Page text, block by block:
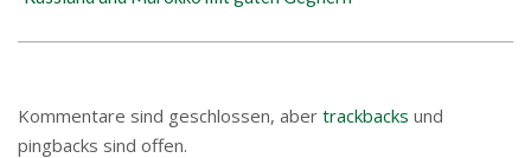
Kommentare sind geschlossen, aber trackbacks und
pingbacks sind offen.